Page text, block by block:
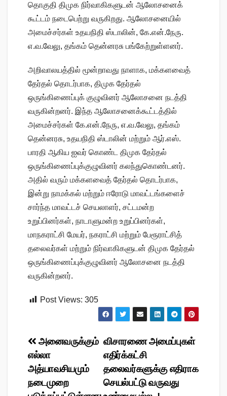
தொகுதி திமுக நிர்வாகிகளுடன் ஆலோசனைக்
கூட்டம் நடைபெற்று வருகிறது. ஆலோசனையில்
அமைச்சர்கள் உதயநிதி ஸ்டாலின், கே.என்.நேரு.
எ.வ.வேலு, தங்கம் தென்னரசு பங்கேற்றுள்ளனர்.
அறிவாலயத்தில் மூன்றாவது நாளாக, மக்களவைத்
தேர்தல் தொடர்பாக, திமுக தேர்தல்
ஒருங்கிணைப்புக் குழுவினர் ஆலோசனை நடத்தி
வருகின்றனர். இந்த ஆலோசனைக்கூட்டத்தில்
அமைச்சர்கள் கே.என்.நேரு, எ.வ.வேலு, தங்கம்
தென்னரசு, உதயநிதி ஸ்டாலின் மற்றும் ஆர்.எஸ்.
பாரதி ஆகிய ஐவர் கொண்ட திமுக தேர்தல்
ஒருங்கிணைப்புக்குழுவினர் கலந்துகொண்டனர்.
அதில் வரும் மக்களவைத் தேர்தல் தொடர்பாக,
இன்று நாமக்கல் மற்றும் ஈரோடு மாவட்டங்களைச்
சார்ந்த மாவட்டச் செயலாளர், சட்டமன்ற
உறுப்பினர்கள், நாடாளுமன்ற உறுப்பினர்கள்,
மாநகராட்சி மேயர், நகராட்சி மற்றும் பேரூராட்சித்
தலைவர்கள் மற்றும் நிர்வாகிகளுடன் திமுக தேர்தல்
ஒருங்கிணைப்புக்குழுவினர் ஆலோசனை நடத்தி
வருகின்றனர்.
Post Views: 305
Post
navigation
விசாரணை அமைப்புகள்
எதிர்க்கட்சி
தலைவர்களுக்கு எதிராக
செயல்பட்டு வருவது
அனைவருக்கும்
எல்லா
அத்யாவசியமும்
நடைமுறை